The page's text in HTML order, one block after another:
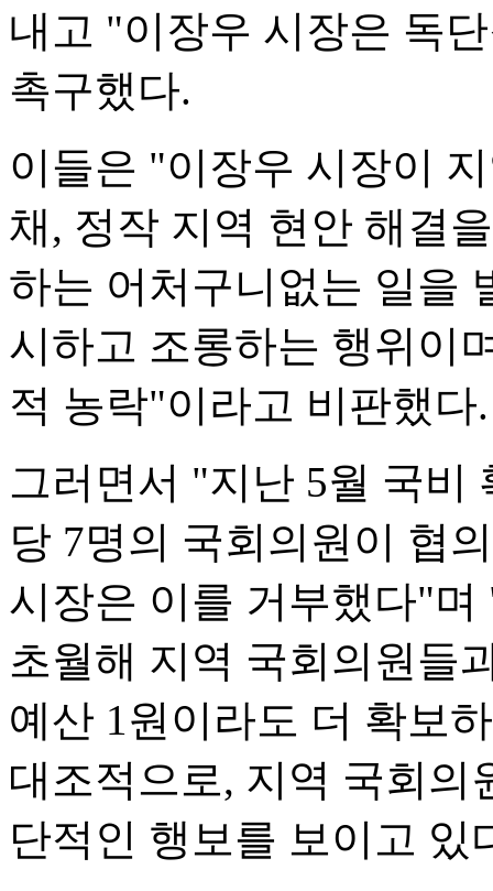
내고 "이장우 시장은 독
촉구했다.
이들은 "이장우 시장이
채, 정작 지역 현안 해결
하는 어처구니없는 일을
시하고 조롱하는 행위이
적 농락"이라고 비판했다.
그러면서 "지난 5월 국비
당 7명의 국회의원이 협
시장은 이를 거부했다"며
초월해 지역 국회의원들
예산 1원이라도 더 확보
대조적으로, 지역 국회의
단적인 행보를 보이고 있